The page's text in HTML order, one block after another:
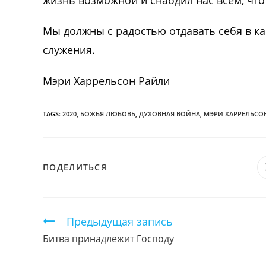
Мы должны с радостью отдавать себя в
служения.
Мэри Харрельсон Райли
TAGS: 2020, БОЖЬЯ ЛЮБОВЬ, ДУХОВНАЯ ВОЙНА, МЭРИ
ПОДЕЛИТЬСЯ
Продолжить
чтение
Предыдущая запись
Битва принадлежит Господу